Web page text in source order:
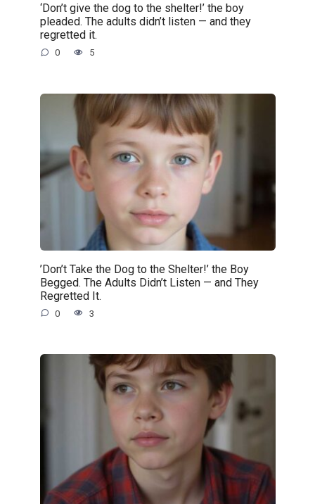
‘Don’t give the dog to the shelter!’ the boy
pleaded. The adults didn’t listen — and they
regretted it.
0 5
’Don’t Take the Dog to the Shelter!’ the Boy
Begged. The Adults Didn’t Listen — and They
Regretted It.
0 3